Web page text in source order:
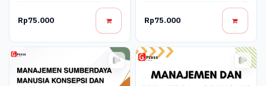
Rp75.000
Rp75.000